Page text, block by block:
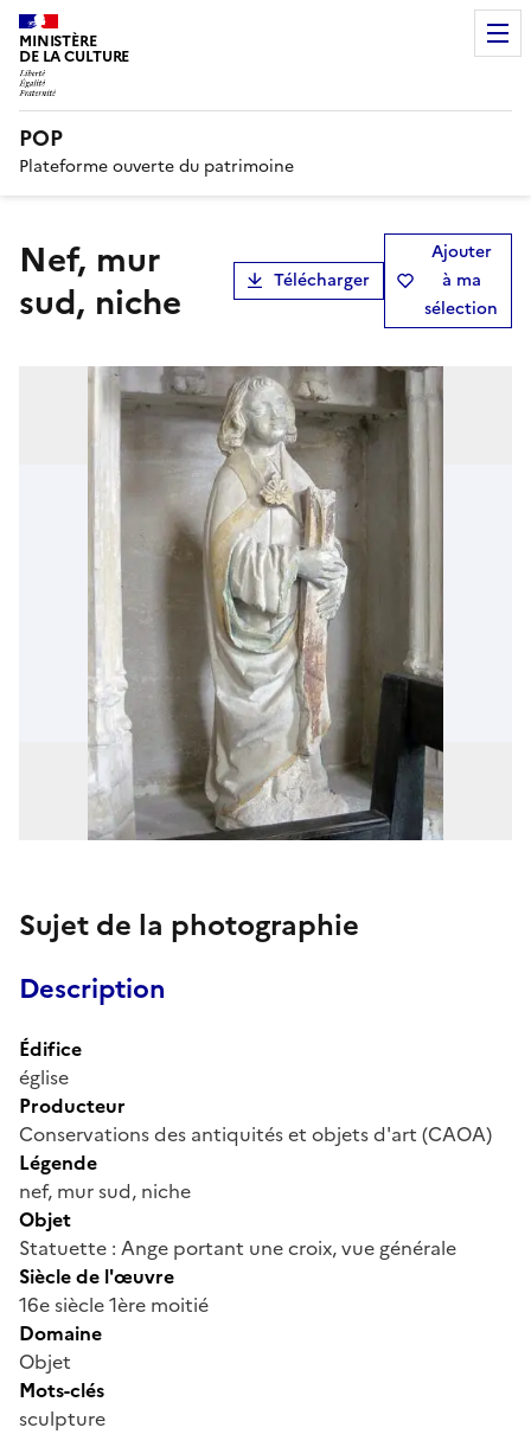
MINISTÈRE
DE LA CULTURE
POP
Plateforme ouverte du patrimoine
nef, mur
sud, niche
Télécharger
Ajouter
à ma
sélection
Sujet de la photographie
Description
Édifice
église
Producteur
Conservations des antiquités et objets d'art (CAOA)
Légende
nef, mur sud, niche
Objet
Statuette : Ange portant une croix, vue générale
Siècle de l'œuvre
16e siècle 1ère moitié
Domaine
Objet
Mots-clés
sculpture